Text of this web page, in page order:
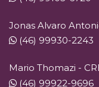
Jonas Alvaro
(46) 99930-2243
Mario Thomazi -
(46) 99922-9696